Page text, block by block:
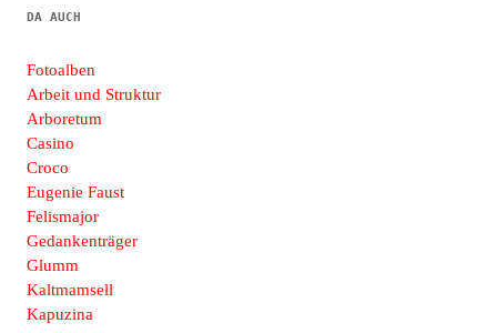
DA AUCH
Fotoalben
Arbeit und Struktur
Arboretum
Casino
Croco
Eugenie Faust
Felismajor
Gedankenträger
Glumm
Kaltmamsell
Kapuzina